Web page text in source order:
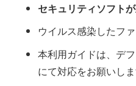
セキュリティソフト
ウイルス感染したフ
本利用ガイドは、デ
にて対応をお願いしま